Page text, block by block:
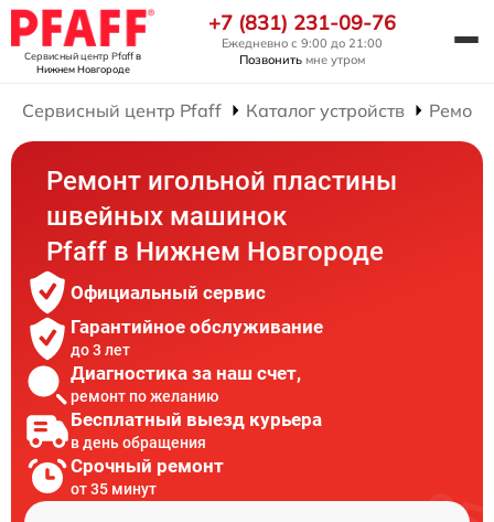
Сервисный центр Pfaffв
Нижнем Новгороде
+7 (831) 231-09-76
Ежедневно с 9:00 до 21:00
Позвонить мне утром
Сервисный центр Pfaff Каталог устройств
Ремонт игольной пластины
швейных машинок
Pfaff в Нижнем Новгороде
Официальный сервис
Гарантийное обслуживание
до 3 лет
Диагностика за наш счет,
ремонт по желанию
Бесплатный выезд курьера
в день обращения
Срочный ремонт
от 35 минут